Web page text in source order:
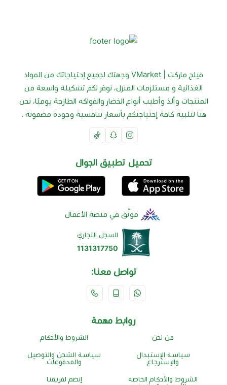
فيلج ماركت | VMarket وجهتك لجميع إحتياجاتك من المواد
الغذائية و مستلزمات المنزل، نوفر لكم تشكيلة واسعة من
المنتجات وألذ وأطيب أنواع الخضار والفواكه الطازجة يوميًا، نحن
هنا لتلبية كافة إحتياجتكم بأسعار تنافسية وجودة مضمونة .
تحميل تطبيق الجوال
موثّق في منصة الأعمال
السجل التجاري
1131317750
تواصل معنا:
روابط مهمة
من نحن الشروط والأحكام
سياسة الإستبدال
والإسترجاع
سياسة الشحن والتوصيل
والمدفوعات
الشروط والأحكام الخاصة
إنضم لفريقنا